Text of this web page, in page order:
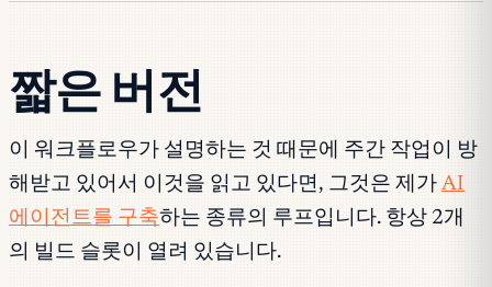
짧은 버전
이 워크플로우가 설명하는 것 때문에 주간 작업이 방
해받고 있어서 이것을 읽고 있다면, 그것은 제가 AI
에이전트를 구축하는 종류의 루프입니다. 항상 2개
의 빌드 슬롯이 열려 있습니다.